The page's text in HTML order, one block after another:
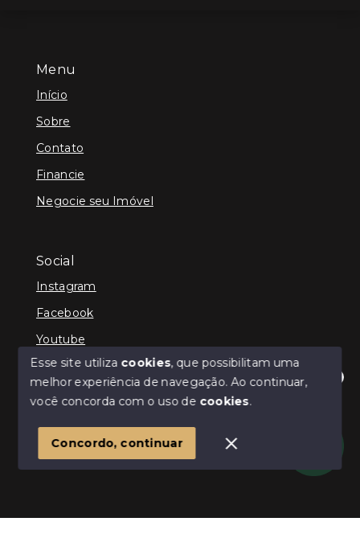
Menu
Início
Sobre
Contato
Financie
Negocie seu Imóvel
Social
Instagram
Facebook
Youtube
© Copyright 2026 - ImpactoImob - Todos os direitos
SITE PARA IMOBILIARIA
Olá! Estamos disponíveis para te ajudar.
Esse site utiliza cookies, que possibilitam uma
melhor experiência de navegação.Ao continuar,
você concorda com o uso de cookies.
Concordo, continuar